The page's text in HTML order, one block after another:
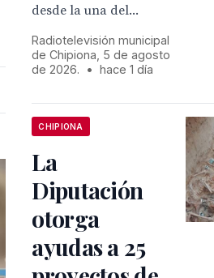
desde la una del...
Radiotelevisión municipal
de Chipiona, 5 de agosto
de 2026.
• hace 1 día
CHIPIONA
La
Diputación
otorga
ayudas a 25